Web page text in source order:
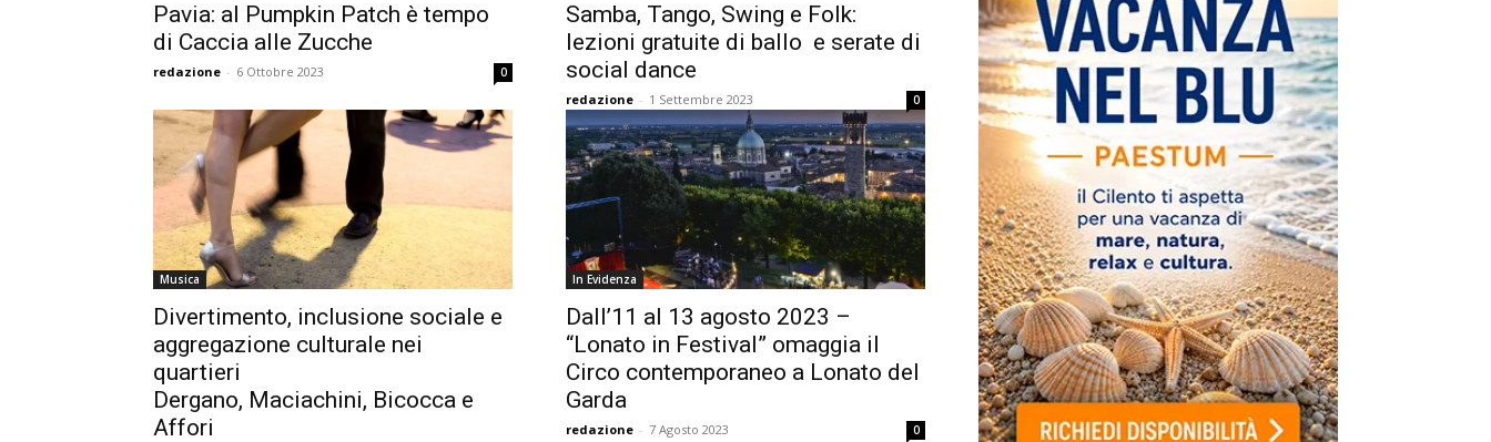
Pavia: al Pumpkin Patch è tempo
di Caccia alle Zucche
redazione - 6 Ottobre 2023 0
Samba, Tango, Swing e Folk:
lezioni gratuite di ballo e serate di
social dance
redazione - 1 Settembre 2023 0
Musica
Divertimento, inclusione sociale e
aggregazione culturale nei
quartieri
Dergano, Maciachini, Bicocca e
Affori
In Evidenza
Dall’11 al 13 agosto 2023 –
“Lonato in Festival” omaggia il
Circo contemporaneo a Lonato del
Garda
redazione - 7 Agosto 2023 0